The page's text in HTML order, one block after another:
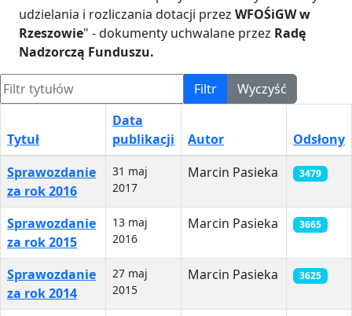
udzielania i rozliczania dotacji przez WFOŚiGW w
Rzeszowie" - dokumenty uchwalane przez Radę
Nadzorczą Funduszu.
Filtr tytułów
Filtr Wyczyść
Spis artykułów
Tytuł
Data
publikacji
Autor
Odsłony
Sprawozdanie
za rok 2016
31 maj
2017
Marcin Pasieka 3479
Sprawozdanie
za rok 2015
13 maj
2016
Marcin Pasieka 3665
Sprawozdanie
za rok 2014
27 maj
2015
Marcin Pasieka 3625